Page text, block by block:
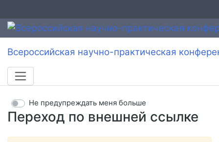
Всероссийская научно-практическая
Переход по внешней ссылке
Не предупреждать меня больше